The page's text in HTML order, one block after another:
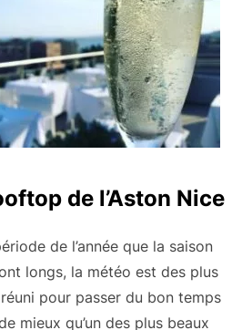
de l’Aston Nice
de l’année que la saison
longs, la météo est des plus
pour passer du bon temps
mieux qu’un des plus beaux